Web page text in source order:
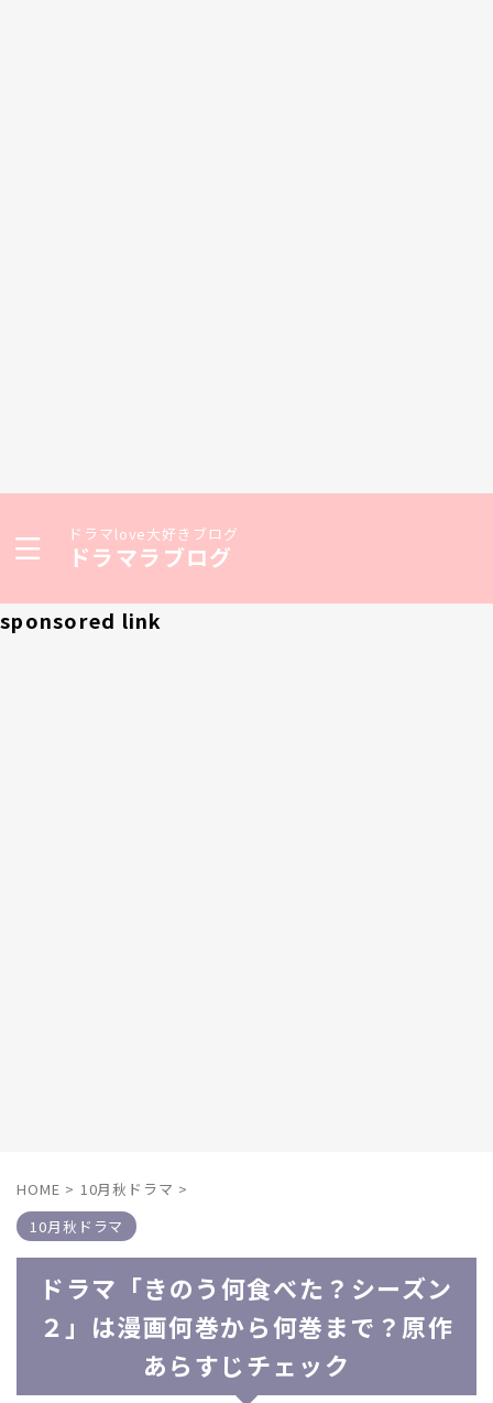
ドラマlove大好きブログ
ドラマラブログ
sponsored link
HOME > 10月秋ドラマ >
10月秋ドラマ
ドラマ「きのう何食べた？シーズン
２」は漫画何巻から何巻まで？原作
あらすじチェック